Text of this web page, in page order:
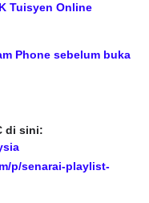
Tuisyen Online
Phone sebelum buka
di sini:
p/senarai-playlist-